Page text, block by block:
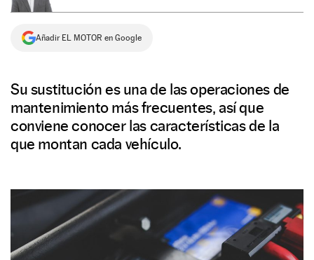
SERVICIOS
NEWSLETTER
SÍGUENOS
Añadir EL MOTOR en Google
Su sustitución es una de las operaciones de
mantenimiento más frecuentes, así que
conviene conocer las características de la
que montan cada vehículo.